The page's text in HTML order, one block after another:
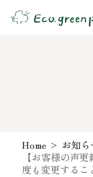
Home > お知ら
【お客様の声
度も変更するこ